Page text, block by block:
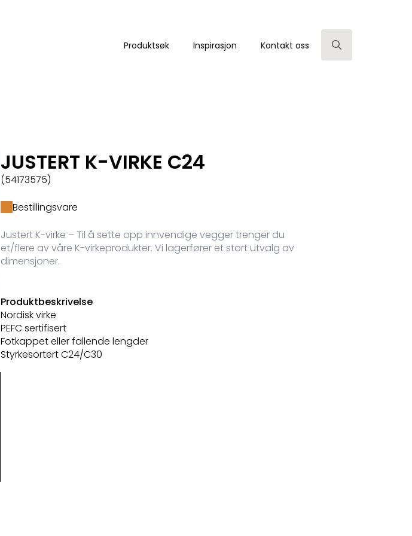
Produktsøk Inspirasjon Kontakt oss
JUSTERT K-VIRKE C24
(54173575)
Bestillingsvare
Justert K-virke – Til å sette opp innvendige vegger trenger du
et/flere av våre K-virkeprodukter. Vi lagerfører et stort utvalg av
dimensjoner.
Produktbeskrivelse
Nordisk virke
PEFC sertifisert
Fotkappet eller fallende lengder
Styrkesortert C24/C30